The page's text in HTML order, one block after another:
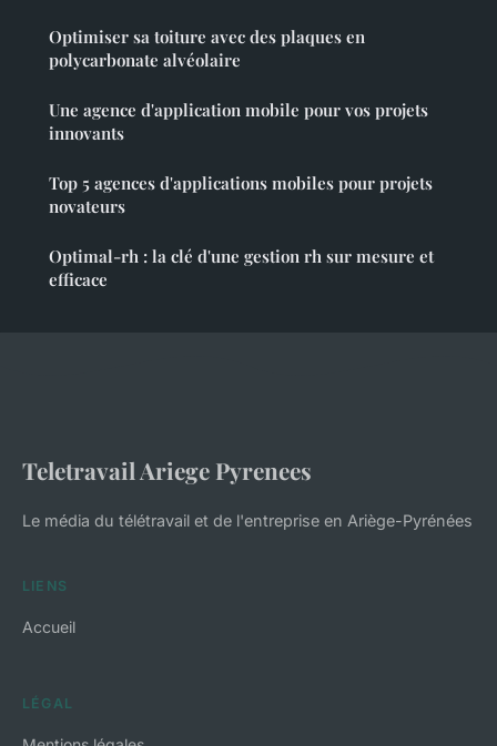
Optimiser sa toiture avec des plaques en
polycarbonate alvéolaire
Une agence d'application mobile pour vos projets
innovants
Top 5 agences d'applications mobiles pour projets
novateurs
Optimal-rh : la clé d'une gestion rh sur mesure et
efficace
Teletravail Ariege Pyrenees
Le média du télétravail et de l'entreprise en Ariège-Pyrénées
LIENS
Accueil
LÉGAL